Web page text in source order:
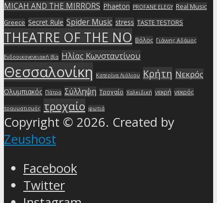
MICAH AND THE MIRRORS Phaeton PROFANE ELEGY Real Music
Greece Secret Rule Spider Music stress TASTE TESTORS
THEATRE OF THE NO Βόλος Γιάννης Αδάμος
Ενδοοικογενειακή βία Ηλίας Κωνσταντίνου
Θεσσαλονίκη Κατερίνα Λιόλιου Κρήτη Νεκρός
Ολυμπιακός Πάτρα Σύλληψη Τροχαίο Χαλκιδική νεκρή νεκρός
τραυματισμός τροχαίο φωτιά
Copyright © 2026. Created by
Zeushost
Facebook
Twitter